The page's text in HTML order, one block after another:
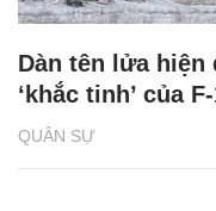
QUÂN SỰ
Dàn tên lửa hiện
‘khắc tinh’ của